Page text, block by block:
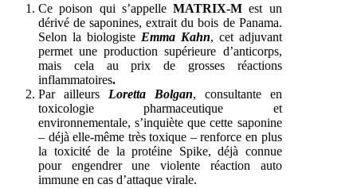
Ce poison qui s’appelleMATRIX-M est un
dérivé de saponines, extrait du bois de Panama.
Selon la biologiste Emma Kahn, cet adjuvant
permet une production supérieure d’anticorps,
mais cela au prix de grosses réactions
inflammatoires.
Par ailleurs Loretta Bolgan, consultante en
toxicologie pharmaceutique et
environnementale, s’inquiète que cette saponine
– déjà elle-même très toxique – renforce en plus
la toxicité de la protéine Spike, déjà connue
pour engendrer une violente réaction auto
immune en cas d’attaque virale.